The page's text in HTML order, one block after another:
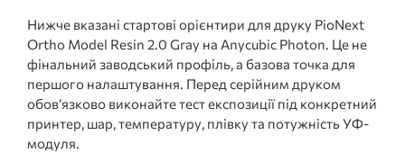
Нижче вказані стартові орієнтири для друку PioNext
Ortho Model Resin 2.0 Gray на Anycubic Photon. Це не
фінальний заводський профіль, а базова точка для
першого налаштування. Перед серійним друком
обов’язково виконайте тест експозиції під конкретний
принтер, шар, температуру, плівку та потужність УФ-
модуля.